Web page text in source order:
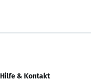
Hilfe & Kontakt